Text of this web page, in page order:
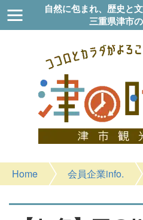
自然に包まれ、歴史と
三重県津市
Home 会員企業info.